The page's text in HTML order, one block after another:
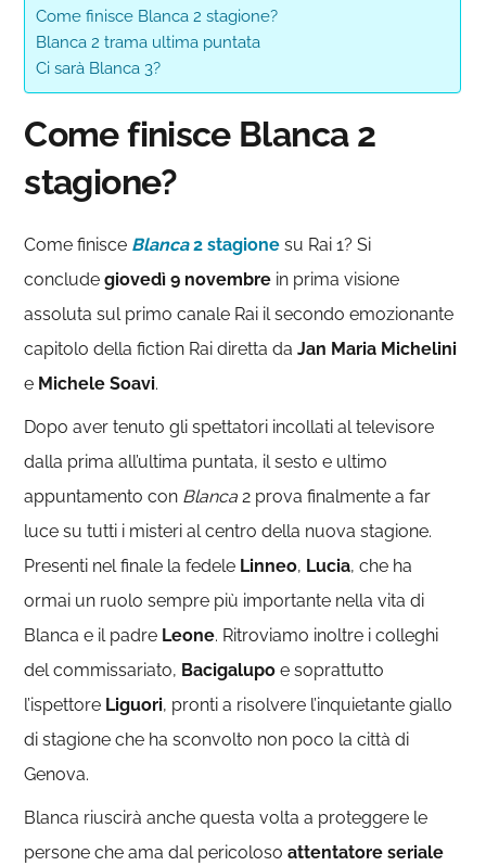
Come finisce Blanca 2 stagione?
Blanca 2 trama ultima puntata
Ci sarà Blanca 3?
Come finisce Blanca 2
stagione?
Come finisce Blanca2 stagione su Rai 1? Si
concludegiovedì 9 novembre in prima visione
assoluta sul primo canale Rai il secondo emozionante
capitolo della fiction Rai diretta daJan Maria Michelini
e Michele Soavi.
Dopo aver tenuto gli spettatori incollati al televisore
dalla prima all’ultima puntata, il sesto e ultimo
appuntamento con Blanca 2 prova finalmente a far
luce su tutti i misteri al centro della nuova stagione.
Presenti nel finale la fedele Linneo, Lucia, che ha
ormai un ruolo sempre più importante nella vita di
Blanca e il padre Leone. Ritroviamo inoltre i colleghi
del commissariato, Bacigalupo e soprattutto
l’ispettore Liguori, pronti a risolvere l’inquietante giallo
di stagione che ha sconvolto non poco la città di
Genova.
Blanca riuscirà anche questa volta a proteggere le
persone che ama dal pericolosoattentatore seriale